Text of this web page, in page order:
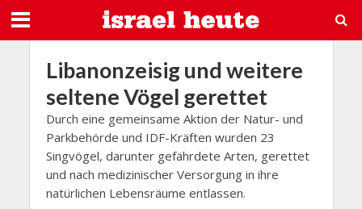
Libanonzeisig und weitere
seltene Vögel gerettet
Durch eine gemeinsame Aktion der Natur- und
Parkbehörde und IDF-Kräften wurden 23
Singvögel, darunter gefährdete Arten, gerettet
und nach medizinischer Versorgung in ihre
natürlichen Lebensräume entlassen.